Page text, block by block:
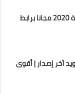
تحميل سناب تيوب جودة عالية 2020 مجانا برابط
آخر إصدار | أقوى